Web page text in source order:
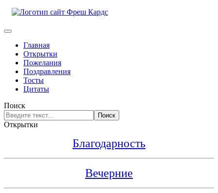
Главная
Открытки
Пожелания
Поздравления
Тосты
Цитаты
Поиск
Поиск
Открытки
Благодарность
Вечерние